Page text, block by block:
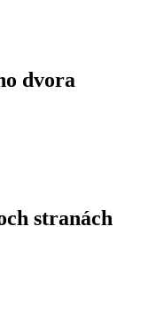
dvora
stranách